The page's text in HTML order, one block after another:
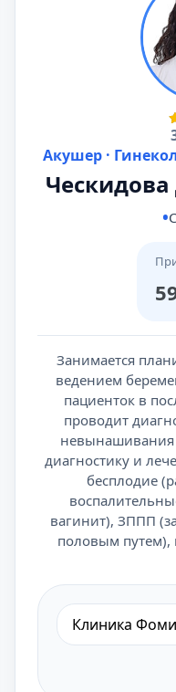
Акушер ·
Занимается
ведением
пациенток в
проводит
невынашивания
диагностику и
бесплодие
вагинит), ЗППП
половым путем),
Клиника